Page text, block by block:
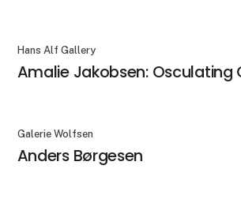
Hans Alf Gallery
Amalie Jakobsen: Osculating
Galerie Wolfsen
Anders Børgesen